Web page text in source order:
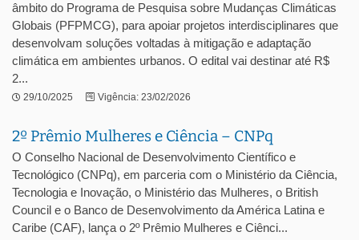
âmbito do Programa de Pesquisa sobre Mudanças Climáticas
Globais (PFPMCG), para apoiar projetos interdisciplinares que
desenvolvam soluções voltadas à mitigação e adaptação
climática em ambientes urbanos. O edital vai destinar até R$
2...
29/10/2025 Vigência: 23/02/2026
2º Prêmio Mulheres e Ciência – CNPq
O Conselho Nacional de Desenvolvimento Científico e
Tecnológico (CNPq), em parceria com o Ministério da Ciência,
Tecnologia e Inovação, o Ministério das Mulheres, o British
Council e o Banco de Desenvolvimento da América Latina e
Caribe (CAF), lança o 2º Prêmio Mulheres e Ciênci...